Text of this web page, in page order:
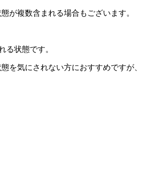
が複数含まれる場合もございます。
る状態です。
気にされない方におすすめですが